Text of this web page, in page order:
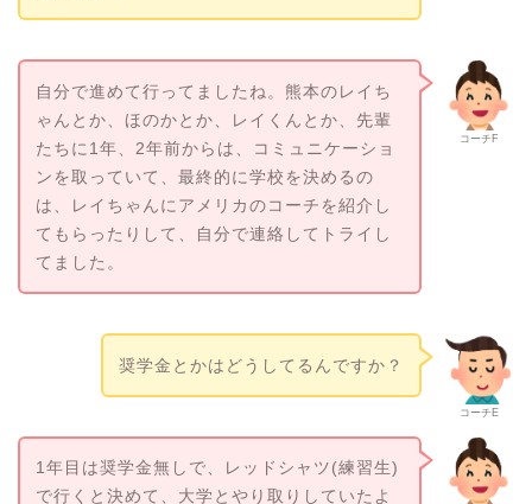
コーチF
自分で進めて行ってましたね。熊本のレイち
ゃんとか、ほのかとか、レイくんとか、先輩
たちに1年、2年前からは、コミュニケーショ
ンを取っていて、最終的に学校を決めるの
は、レイちゃんにアメリカのコーチを紹介し
てもらったりして、自分で連絡してトライし
てました。
コーチE
奨学金とかはどうしてるんですか？
1年目は奨学金無しで、レッドシャツ(練習生)
で行くと決めて、大学とやり取りしていたよ